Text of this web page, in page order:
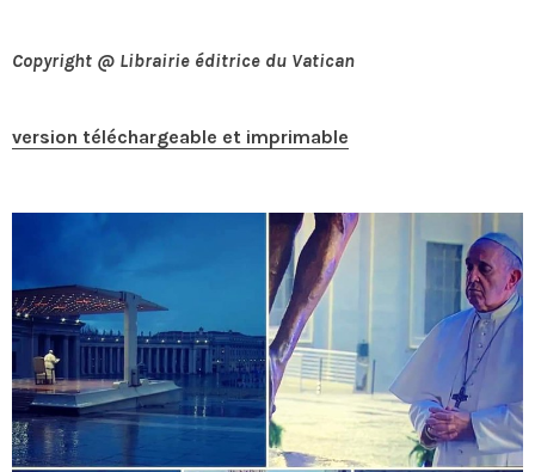
Copyright @ Librairie éditrice du Vatican
version téléchargeable et imprimable